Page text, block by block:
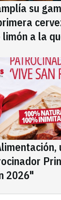
su
a la
2026"